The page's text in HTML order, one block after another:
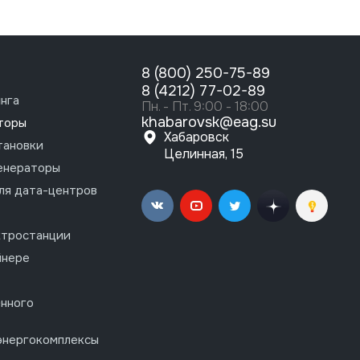
дата-центров
8 (800) 250-75-89
8 (4212) 77-02-89
Пн. - Пт. 9:00 - 18:00
khabarovsk@eag.su
Хабаровск
Целинная, 15